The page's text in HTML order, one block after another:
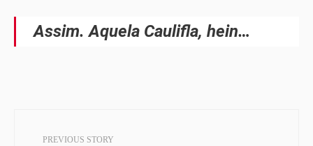
Assim. Aquela Caulifla, hein…
PREVIOUS STORY